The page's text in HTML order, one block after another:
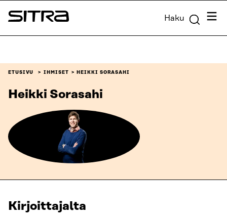
Siirry
suoraan
Sitra Haku
ETUSIVU IHMISET HEIKKI SORASAHI
Heikki Sorasahi
Kirjoittajalta